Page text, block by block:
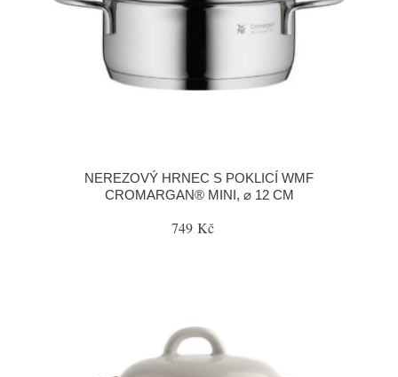
NEREZOVÝ HRNEC S POKLICÍ WMF
CROMARGAN® MINI, ⌀ 12 CM
749 Kč